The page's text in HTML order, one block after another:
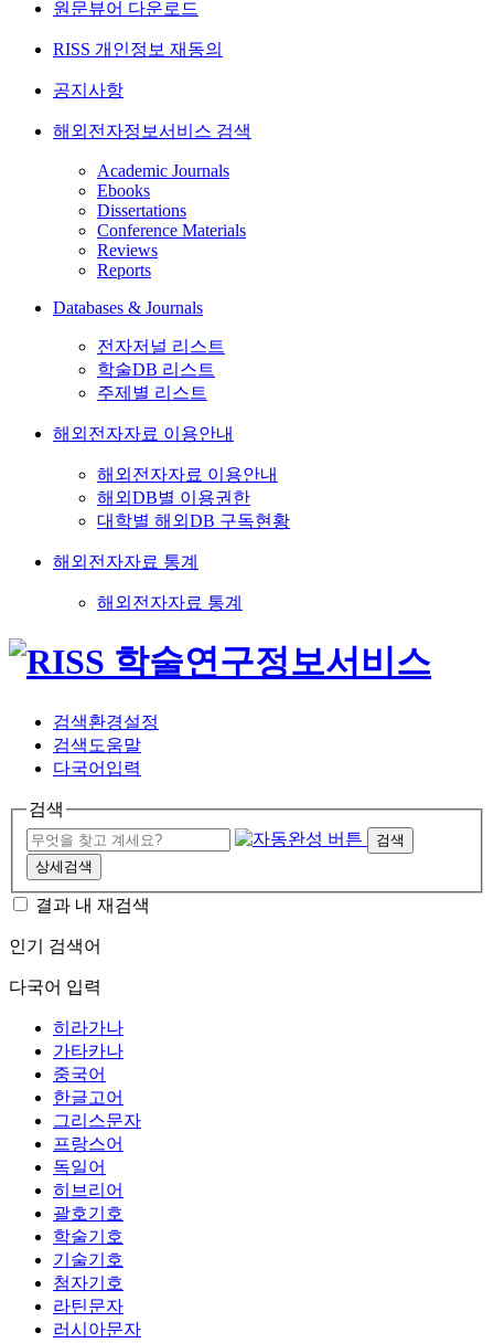
원문뷰어 다운로드
RISS 개인정보 재동의
공지사항
해외전자정보서비스 검색
Academic Journals
Ebooks
Dissertations
Conference Materials
Reviews
Reports
Databases & Journals
전자저널 리스트
학술DB 리스트
주제별 리스트
해외전자자료 이용안내
해외전자자료 이용안내
해외DB별 이용권한
대학별 해외DB 구독현황
해외전자자료 통계
해외전자자료 통계
검색환경설정
검색도움말
다국어입력
검색
검색
상세검색
결과 내 재검색
인기 검색어
다국어 입력
히라가나
가타카나
중국어
한글고어
그리스문자
프랑스어
독일어
히브리어
괄호기호
학술기호
기술기호
첨자기호
라틴문자
러시아문자